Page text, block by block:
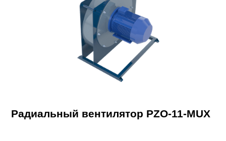
Радиальный вентилятор PZO-11-MUX